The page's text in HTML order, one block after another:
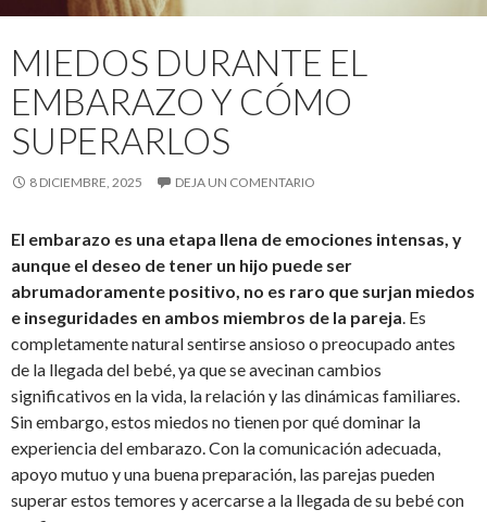
MIEDOS DURANTE EL
EMBARAZO Y CÓMO
SUPERARLOS
8 DICIEMBRE, 2025 DEJA UN COMENTARIO
El embarazo es una etapa llena de emociones intensas, y
aunque el deseo de tener un hijo puede ser
abrumadoramente positivo, no es raro que surjan miedos
e inseguridades en ambos miembros de la pareja . Es
completamente natural sentirse ansioso o preocupado antes
de la llegada del bebé, ya que se avecinan cambios
significativos en la vida, la relación y las dinámicas familiares.
Sin embargo, estos miedos no tienen por qué dominar la
experiencia del embarazo. Con la comunicación adecuada,
apoyo mutuo y una buena preparación, las parejas pueden
superar estos temores y acercarse a la llegada de su bebé con